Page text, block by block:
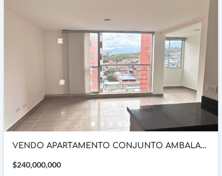
VENDO APARTAMENTO CONJUNTO AMBALA
$240,000,000